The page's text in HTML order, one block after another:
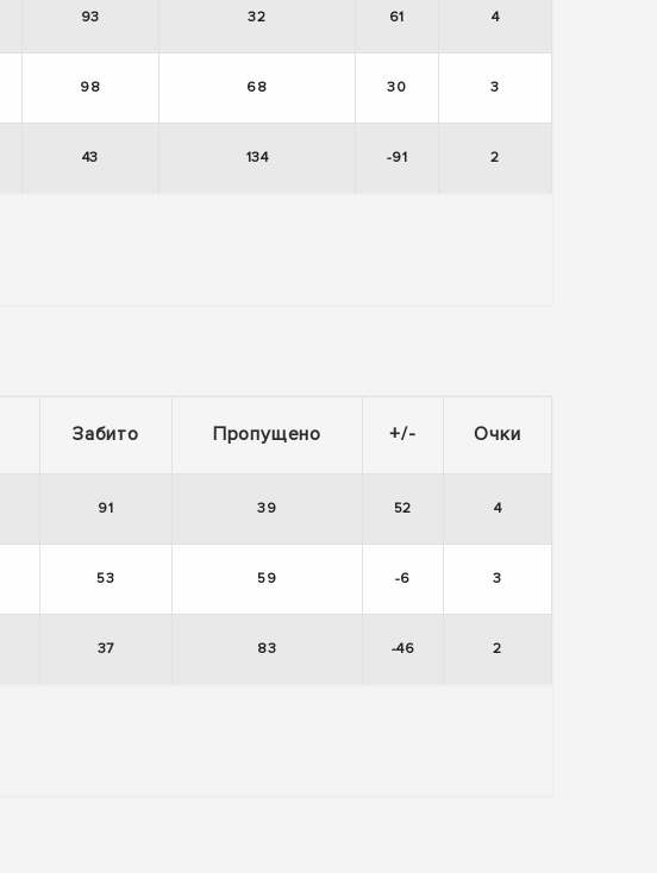
93 32 61 4
98 68 30 3
43 134 -91 2
Забито Пропущено +/- Очки
91 39 52 4
53 59 -6 3
37 83 -46 2